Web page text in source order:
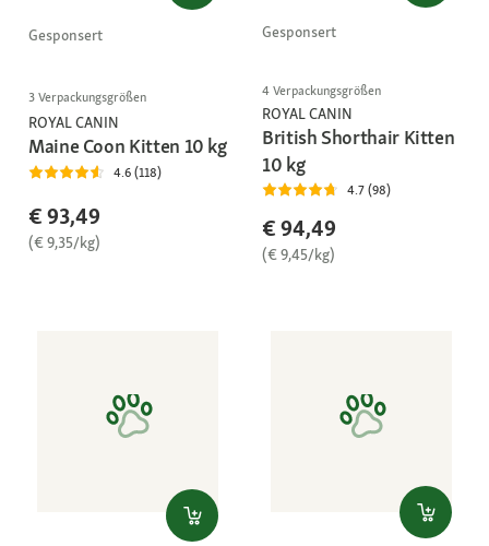
Gesponsert
3 Verpackungsgrößen
ROYAL CANIN
Maine Coon Kitten 10 kg
4.6 (118)
€ 93,49
(€ 9,35/kg)
Gesponsert
4 Verpackungsgrößen
ROYAL CANIN
British Shorthair Kitten
10 kg
4.7 (98)
€ 94,49
(€ 9,45/kg)